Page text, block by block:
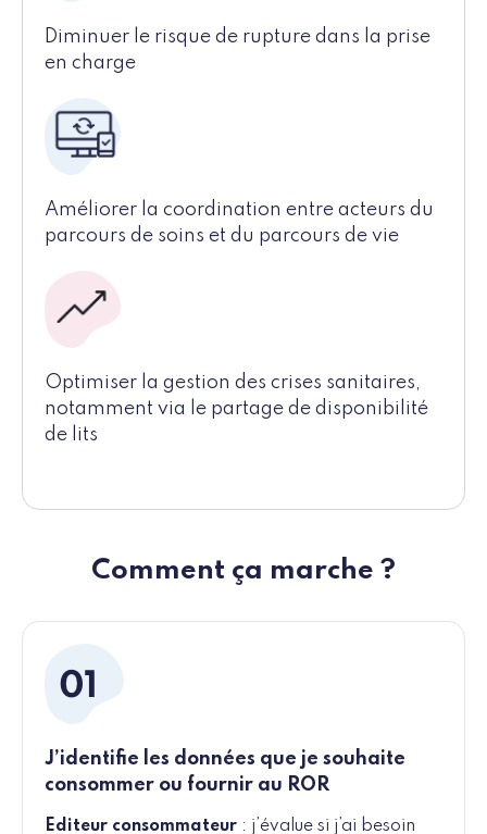
Diminuer le risque de rupture dans la prise
en charge
Améliorer la coordination entre acteurs du
parcours de soins et du parcours de vie
Optimiser la gestion des crises sanitaires,
notamment via le partage de disponibilité
de lits
Comment ça marche ?
J’identifie les données que je souhaite
consommer ou fournir au ROR
Editeur consommateur : j’évalue si j’ai besoin